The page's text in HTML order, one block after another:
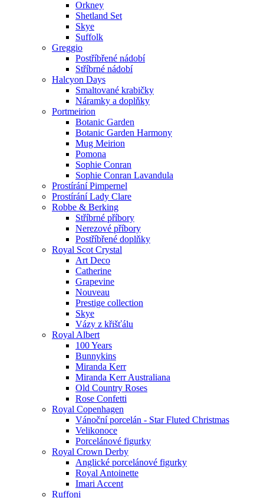
Orkney
Shetland Set
Skye
Suffolk
Greggio
Postříbřené nádobí
Stříbrné nádobí
Halcyon Days
Smaltované krabičky
Náramky a doplňky
Portmeirion
Botanic Garden
Botanic Garden Harmony
Mug Meirion
Pomona
Sophie Conran
Sophie Conran Lavandula
Prostírání Pimpernel
Prostírání Lady Clare
Robbe & Berking
Stříbrné příbory
Nerezové příbory
Postříbřené doplňky
Royal Scot Crystal
Art Deco
Catherine
Grapevine
Nouveau
Prestige collection
Skye
Vázy z křišťálu
Royal Albert
100 Years
Bunnykins
Miranda Kerr
Miranda Kerr Australiana
Old Country Roses
Rose Confetti
Royal Copenhagen
Vánoční porcelán - Star Fluted Christmas
Velikonoce
Porcelánové figurky
Royal Crown Derby
Anglické porcelánové figurky
Royal Antoinette
Imari Accent
Ruffoni